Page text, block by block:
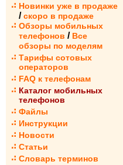
Новинки уже в продаже
/ скоро в продаже
Обзоры мобильных
телефонов / Все
обзоры по моделям
Тарифы сотовых
операторов
FAQ к телефонам
Каталог мобильных
телефонов
Файлы
Инструкции
Новости
Статьи
Словарь терминов